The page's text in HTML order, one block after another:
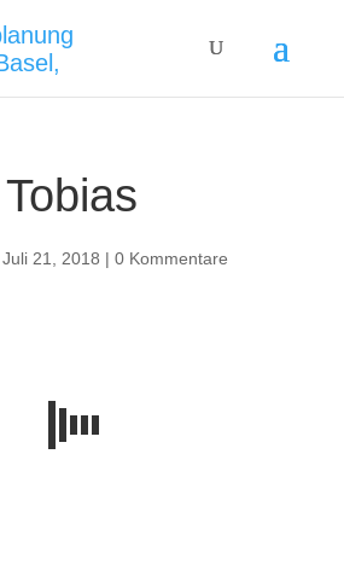
Juli 21, 2018 | 0 Kommentare